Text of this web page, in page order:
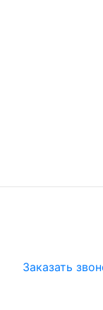
Заказать